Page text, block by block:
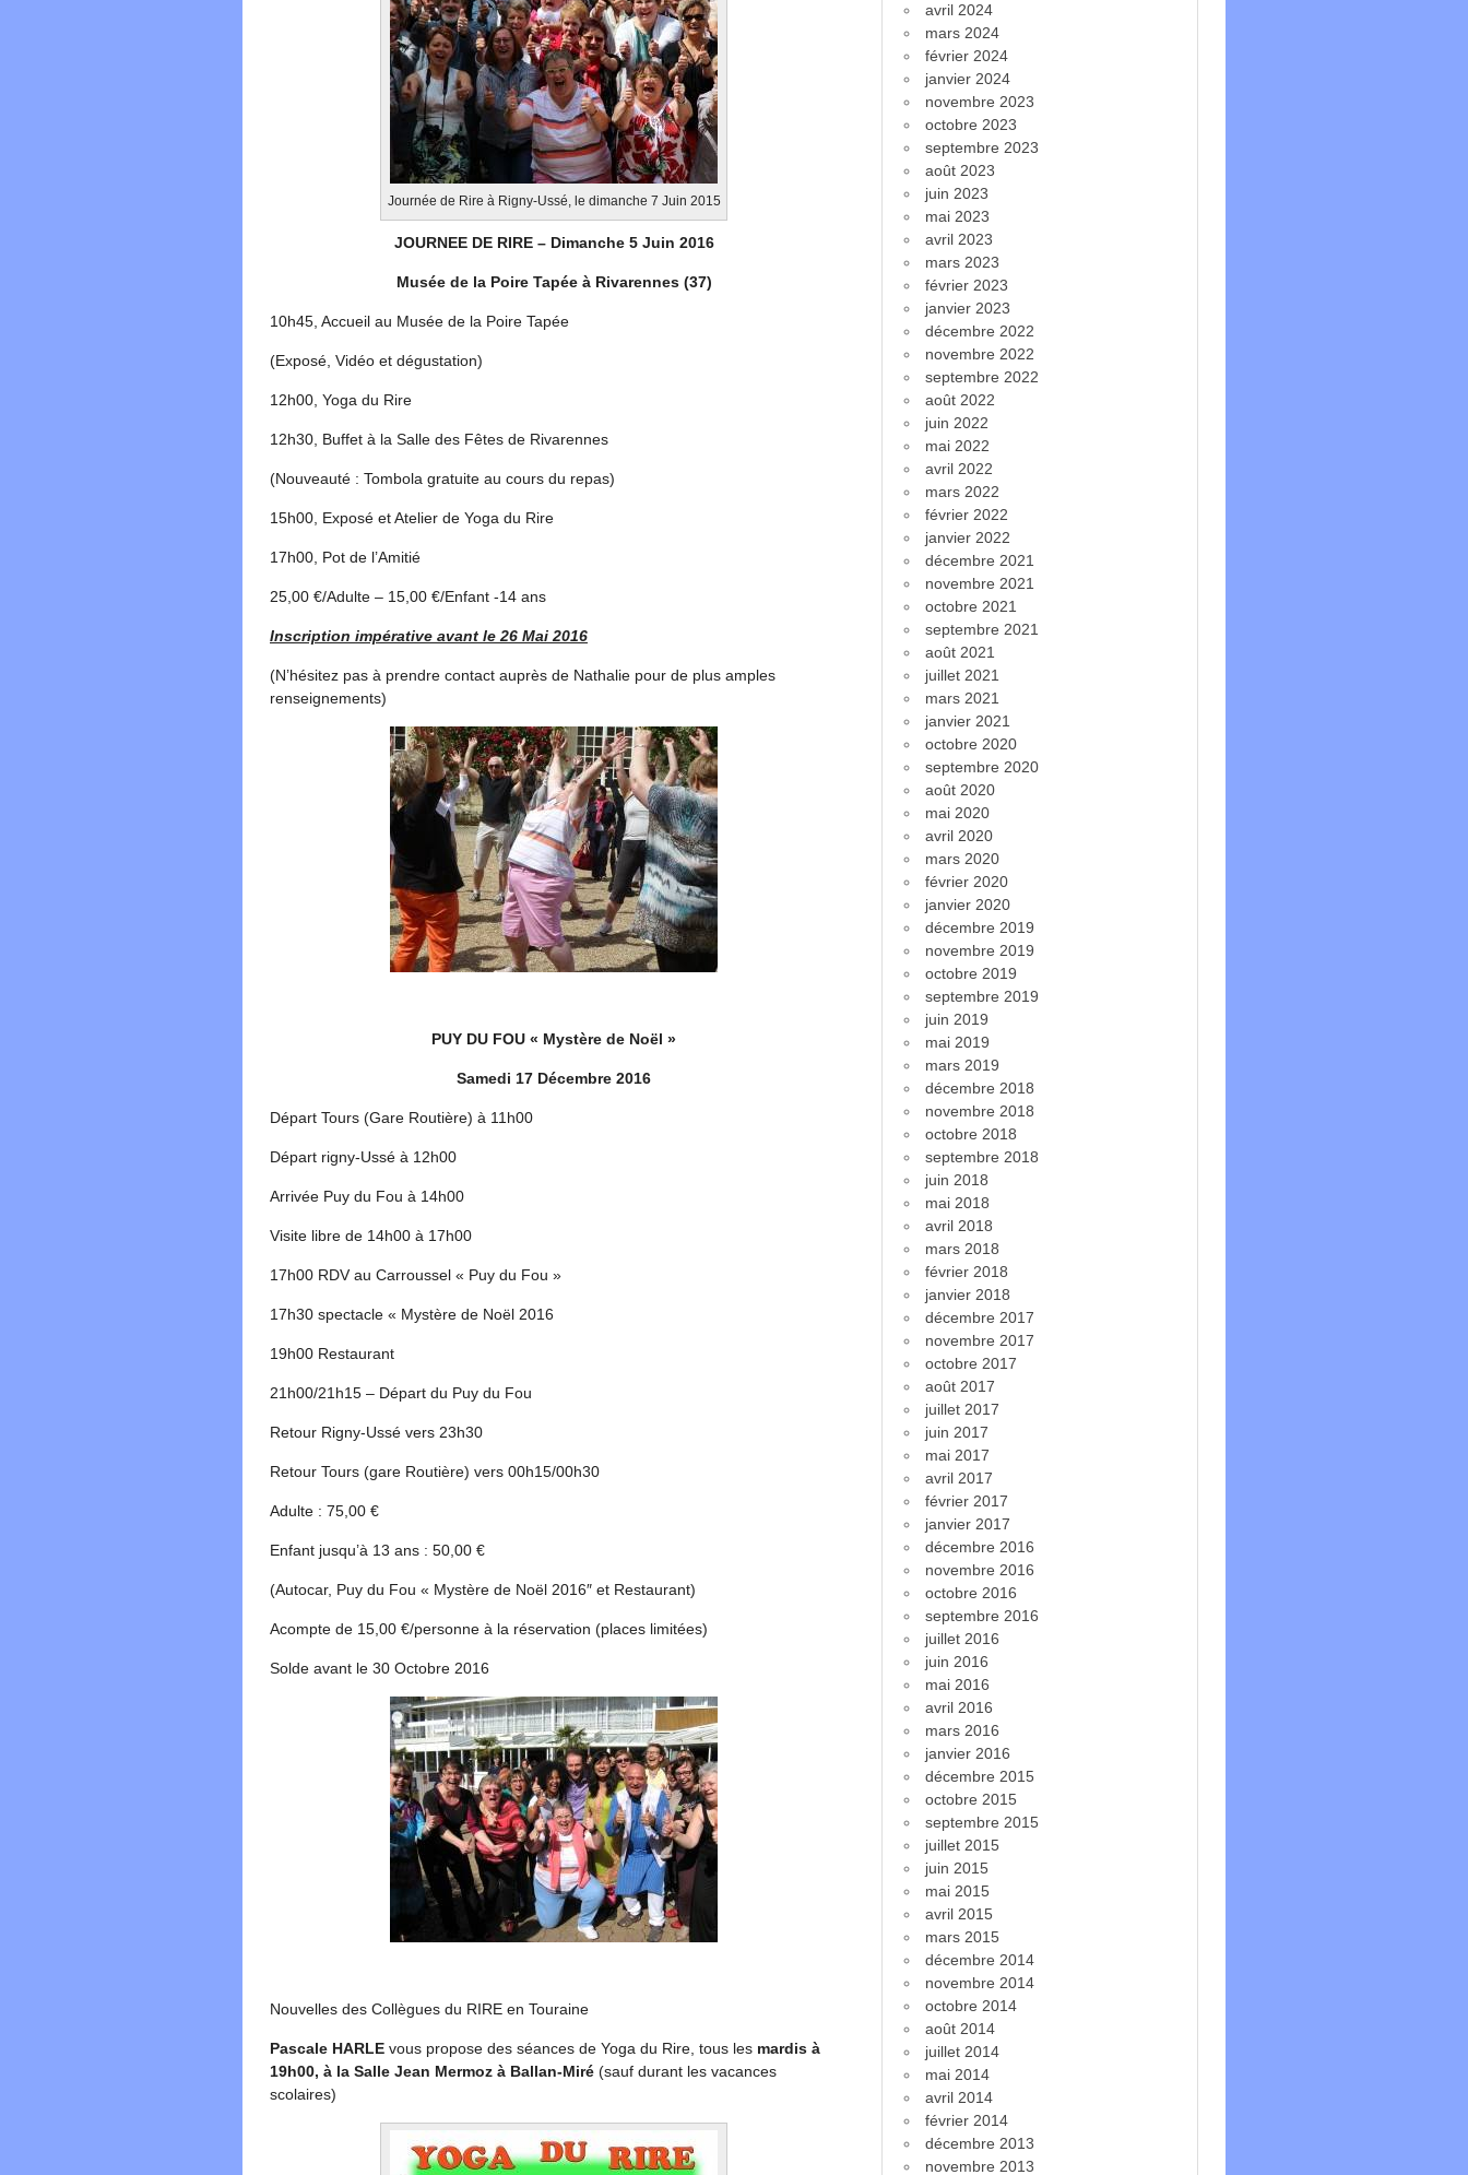
Journée de Rire à Rigny-Ussé, le dimanche 7 Juin 2015
JOURNEE DE RIRE – Dimanche 5 Juin 2016
Musée de la Poire Tapée à Rivarennes (37)
10h45, Accueil au Musée de la Poire Tapée
(Exposé, Vidéo et dégustation)
12h00, Yoga du Rire
12h30, Buffet à la Salle des Fêtes de Rivarennes
(Nouveauté : Tombola gratuite au cours du repas)
15h00, Exposé et Atelier de Yoga du Rire
17h00, Pot de l’Amitié
25,00 €/Adulte – 15,00 €/Enfant -14 ans
Inscription impérative avant le 26 Mai 2016
(N’hésitez pas à prendre contact auprès de Nathalie pour de plus amples
renseignements)
PUY DU FOU « Mystère de Noël »
Samedi 17 Décembre 2016
Départ Tours (Gare Routière) à 11h00
Départ rigny-Ussé à 12h00
Arrivée Puy du Fou à 14h00
Visite libre de 14h00 à 17h00
17h00 RDV au Carroussel « Puy du Fou »
17h30 spectacle « Mystère de Noël 2016
19h00 Restaurant
21h00/21h15 – Départ du Puy du Fou
Retour Rigny-Ussé vers 23h30
Retour Tours (gare Routière) vers 00h15/00h30
Adulte : 75,00 €
Enfant jusqu’à 13 ans : 50,00 €
(Autocar, Puy du Fou « Mystère de Noël 2016″ et Restaurant)
Acompte de 15,00 €/personne à la réservation (places limitées)
Solde avant le 30 Octobre 2016
Nouvelles des Collègues du RIRE en Touraine
Pascale HARLE vous propose des séances de Yoga du Rire, tous les mardis à
19h00, à la Salle Jean Mermoz à Ballan-Miré (sauf durant les vacances
scolaires)
avril 2024
mars 2024
février 2024
janvier 2024
novembre 2023
octobre 2023
septembre 2023
août 2023
juin 2023
mai 2023
avril 2023
mars 2023
février 2023
janvier 2023
décembre 2022
novembre 2022
septembre 2022
août 2022
juin 2022
mai 2022
avril 2022
mars 2022
février 2022
janvier 2022
décembre 2021
novembre 2021
octobre 2021
septembre 2021
août 2021
juillet 2021
mars 2021
janvier 2021
octobre 2020
septembre 2020
août 2020
mai 2020
avril 2020
mars 2020
février 2020
janvier 2020
décembre 2019
novembre 2019
octobre 2019
septembre 2019
juin 2019
mai 2019
mars 2019
décembre 2018
novembre 2018
octobre 2018
septembre 2018
juin 2018
mai 2018
avril 2018
mars 2018
février 2018
janvier 2018
décembre 2017
novembre 2017
octobre 2017
août 2017
juillet 2017
juin 2017
mai 2017
avril 2017
février 2017
janvier 2017
décembre 2016
novembre 2016
octobre 2016
septembre 2016
juillet 2016
juin 2016
mai 2016
avril 2016
mars 2016
janvier 2016
décembre 2015
octobre 2015
septembre 2015
juillet 2015
juin 2015
mai 2015
avril 2015
mars 2015
décembre 2014
novembre 2014
octobre 2014
août 2014
juillet 2014
mai 2014
avril 2014
février 2014
décembre 2013
novembre 2013